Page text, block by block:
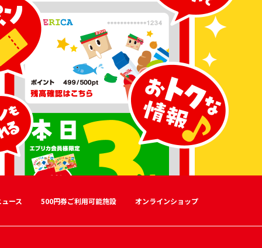
ース 500円券ご利用可能施設 オンラインショップ